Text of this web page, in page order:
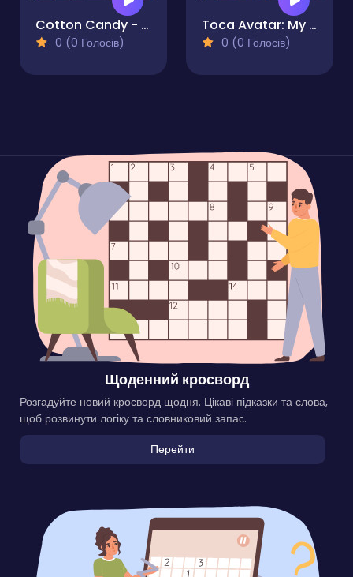
Cotton Candy - Candy Maker Game
0 (0 Голосів)
Toca Avatar: My House
0 (0 Голосів)
Щоденний кросворд
Розгадуйте новий кросворд щодня. Цікаві підказки та слова,
щоб розвинути логіку та словниковий запас.
Перейти